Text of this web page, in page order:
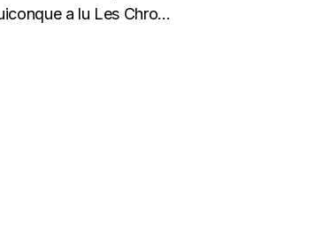
a lu Les Chro...